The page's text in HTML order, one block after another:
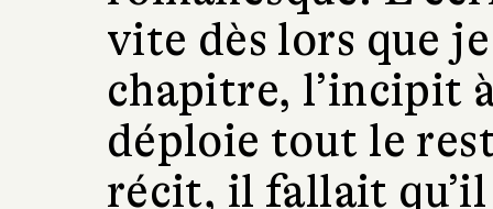
vite dès lors que
chapitre, l’incipit
déploie tout le
récit, il fallait qu’il